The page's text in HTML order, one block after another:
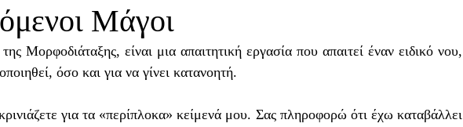
Μάγοι
Μορφοδιάταξης, είναι μια απαιτητική εργασία που απαιτεί έναν ειδικό νου,
όσο και για να γίνει κατανοητή.